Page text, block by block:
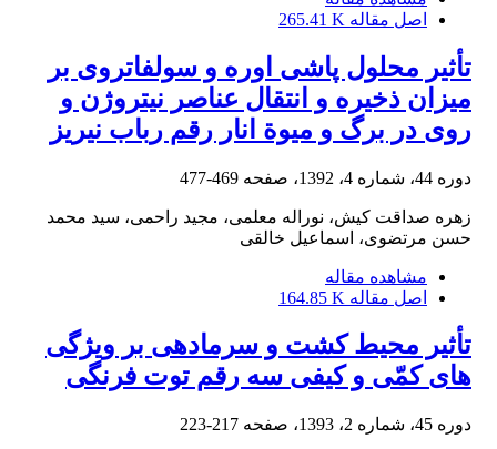
اصل مقاله 265.41 K
تأثیر محلول‏ پاشی اوره و سولفات‏روی بر
میزان ذخیره و انتقال عناصر نیتروژن و
روی در برگ و میوة انار رقم‌ رباب نی‏ریز
دوره 44، شماره 4، 1392، صفحه 469-477
زهره صداقت کیش، نوراله معلمی، مجید راحمی، سید محمد
حسن مرتضوی، اسماعیل خالقی
مشاهده مقاله
اصل مقاله 164.85 K
تأثیر محیط کشت و سرما‏دهی بر ویژگی‏
های کمّی و کیفی سه رقم توت‏ فرنگی
دوره 45، شماره 2، 1393، صفحه 217-223